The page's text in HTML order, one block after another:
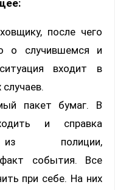
после чего
о случившемся и
входит в
пакет бумаг. В
и справка
из полиции,
события. Все
при себе. На них